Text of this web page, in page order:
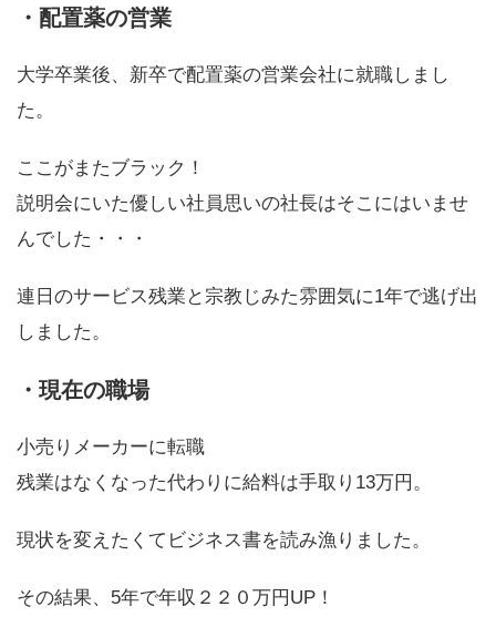
・配置薬の営業
大学卒業後、新卒で配置薬の営業会社に就職しまし
た。
ここがまたブラック！
説明会にいた優しい社員思いの社長はそこにはいませ
んでした・・・
連日のサービス残業と宗教じみた雰囲気に1年で逃げ出
しました。
・現在の職場
小売りメーカーに転職
残業はなくなった代わりに給料は手取り13万円。
現状を変えたくてビジネス書を読み漁りました。
その結果、5年で年収２２０万円UP！